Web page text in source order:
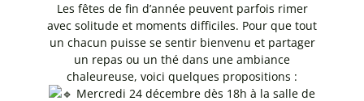
Les fêtes de fin d’année peuvent parfois rimer
avec solitude et moments difficiles. Pour que tout
un chacun puisse se sentir bienvenu et partager
un repas ou un thé dans une ambiance
chaleureuse, voici quelques propositions :
Mercredi 24 décembre dès 18h à la salle de